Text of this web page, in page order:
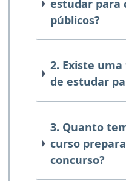
estudar para
públicos?
2. Existe
de estudar
3. Quanto
curso
concurso?